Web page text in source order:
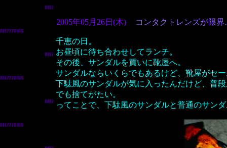
2005年05月26日(木) コンタクトレンズが限
千恵の日。
お昼頃に待ち合わせしてランチ。
その後、サンダルを買いに靴屋へ。
サンダルならいくらでもあるけど、靴屋がセ
下駄風のサンダルが気に入ったんだけど、普
でも捨てがたい。
ってことで、下駄風のサンダルと普通のサン